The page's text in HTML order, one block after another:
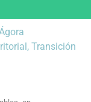
, Transición